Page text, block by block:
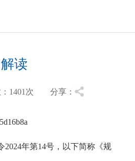
读
1401 次 分享：
年第14号，以下简称《规